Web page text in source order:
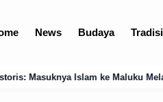
News Budaya Tradisi
Peran Saudagar Arab dan